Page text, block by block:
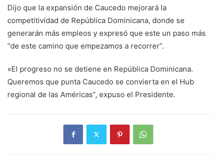
Dijo que la expansión de Caucedo mejorará la
competitividad de República Dominicana, donde se
generarán más empleos y expresó que este un paso más
“de este camino que empezamos a recorrer”.
«El progreso no se detiene en República Dominicana.
Queremos que punta Caucedo se convierta en el Hub
regional de las Américas”, expuso el Presidente.